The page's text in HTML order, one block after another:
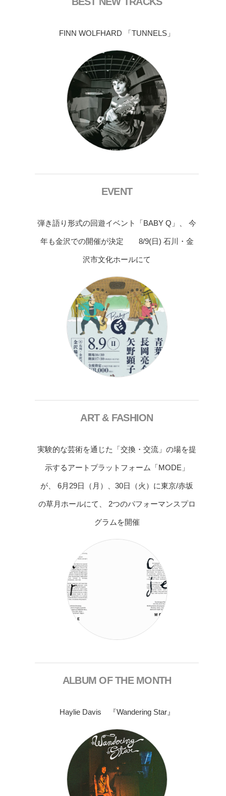
FINN WOLFHARD 「TUNNELS」
EVENT
弾き語り形式の回遊イベント「BABY Q」、 今
年も金沢での開催が決定 8/9(日) 石川・金
沢市文化ホールにて
ART & FASHION
実験的な芸術を通じた「交換・交流」の場を提
示するアートプラットフォーム「MODE」
が、 6月29日（月）、30日（火）に東京/赤坂
の草月ホールにて、 2つのパフォーマンスプロ
グラムを開催
ALBUM OF THE MONTH
Haylie Davis 『Wandering Star』